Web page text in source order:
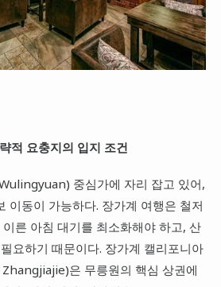
적 요충지의 입지 조건
중심가에 자리 잡고 있어,
이동이 가능하다. 장가계 여행은 철저
른 아침 대기를 최소화해야 하고, 산
요하기 때문이다. 장가계 캘리포니아
은 무릉원의 핵심 상권에